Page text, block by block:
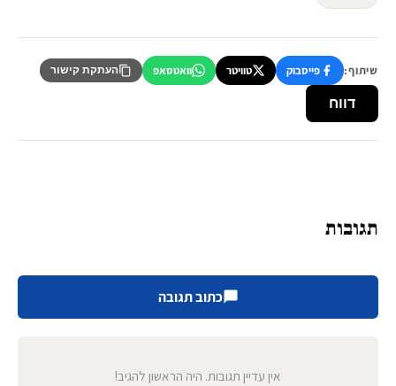
שיתוף: פייסבוק טוויטר וואטסאפ העתקת קישור
דווח
תגובות
כתוב תגובה
אין עדיין תגובות. היה הראשון להגיב!